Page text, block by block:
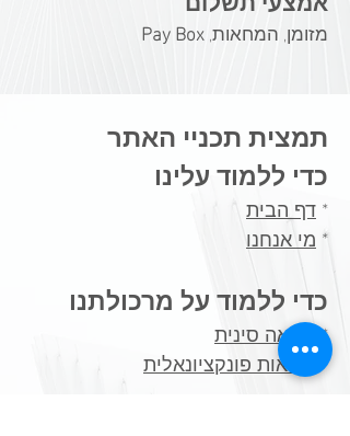
מזומן, המחאות,
תמצית תכניי האתר
כדי ללמוד עלינו
*דף הבית
* מי אנחנו
כדי ללמוד על מרכולתנו
*רפואה סינית
*בריאות פונקציונאלית